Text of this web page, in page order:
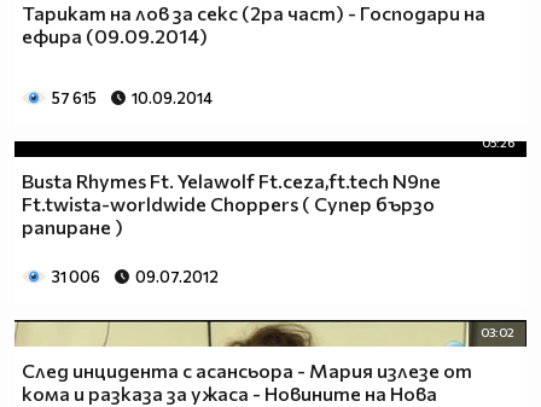
Тарикат на лов за секс (2ра част) - Господари на
ефира (09.09.2014)
57 615 10.09.2014
05:26
Busta Rhymes Ft. Yelawolf Ft.ceza,ft.tech N9ne
Ft.twista-worldwide Choppers ( Супер бързо
рапиране )
31 006 09.07.2012
03:02
След инцидента с асансьора - Мария излезе от
кома и разказа за ужаса - Новините на Нова